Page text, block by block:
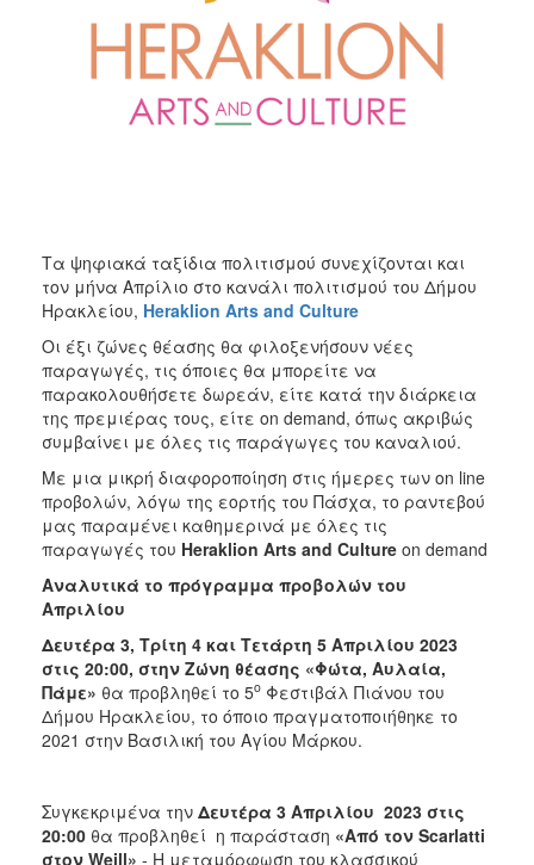
Τα ψηφιακά ταξίδια πολιτισμού συνεχίζονται και
τον μήνα Απρίλιο στο κανάλι πολιτισμού του Δήμου
Ηρακλείου, Heraklion Arts and Culture
Οι έξι ζώνες θέασης θα φιλοξενήσουν νέες
παραγωγές, τις όποιες θα μπορείτε να
παρακολουθήσετε δωρεάν, είτε κατά την διάρκεια
της πρεμιέρας τους, είτε on demand, όπως ακριβώς
συμβαίνει με όλες τις παράγωγες του καναλιού.
Με μια μικρή διαφοροποίηση στις ήμερες των on line
προβολών, λόγω της εορτής του Πάσχα, το ραντεβού
μας παραμένει καθημερινά με όλες τις
παραγωγές του Heraklion Arts and Culture on demand
Αναλυτικά το πρόγραμμα προβολών του
Απριλίου
Δευτέρα 3, Τρίτη 4 και Τετάρτη 5 Απριλίου 2023
στις 20:00, στην Ζώνη θέασης «Φώτα, Αυλαία,
Πάμε» θα προβληθεί το 5ο Φεστιβάλ Πιάνου του
Δήμου Ηρακλείου, το όποιο πραγματοποιήθηκε το
2021 στην Βασιλική του Αγίου Μάρκου.
Συγκεκριμένα την Δευτέρα 3 Απριλίου 2023 στις
20:00 θα προβληθεί η παράσταση «Από τον Scarlatti
στον Weill» - Η μεταμόρφωση του κλασσικού